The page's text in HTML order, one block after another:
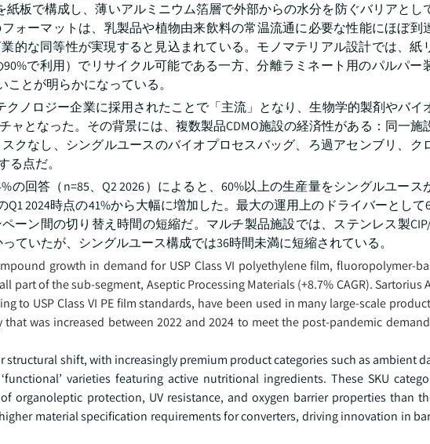
紙板で構成し、薄いアルミニウム箔層で外部からの水分を防ぐバリアとし
ォーマットは、乳製品や植物由来飲料の常温流通に必要な性能にほぼ到
的な同等性が実現すると見込まれている。モノマテリアル設計では、紙
で利用）でリサイクル可能である一方、分離ラミネート用のパルパー
とが明らかになっている。
クノロジー企業に採用されたことで「主流」となり、生物学的製剤やバイ
ャとなった。その背景には、複数製品CDMO施設の経済性がある：同一施
クなし、シングルユースのバイオプロセスバッグ、ろ過アセンブリ、ク
点だ。
回答（n=85、Q2 2026）によると、60%以上の生産量をシングルユース
2024時点の41%から大幅に増加した。最大の運用上のドライバーとして
ーン間の切り替え時間の短縮だ。マルチ製品施設では、ステンレス製
ていたが、シングルユース構成では36時間未満に短縮されている。
growth in demand for USP Class VI polyethylene film, fluoropolymer-
of the sub-segment, Aseptic Processing Materials (+8.7% CAGR). Sartorius
to USP Class VI PE film standards, have been used in many large-scale
was increased between 2022 and 2024 to meet the post-pandemic
shift, with increasingly premium product categories such as ambient
varieties featuring active nutritional ingredients. These SKU
organoleptic protection, UV resistance, and oxygen barrier properties than
material specification requirements for converters, driving innovation in